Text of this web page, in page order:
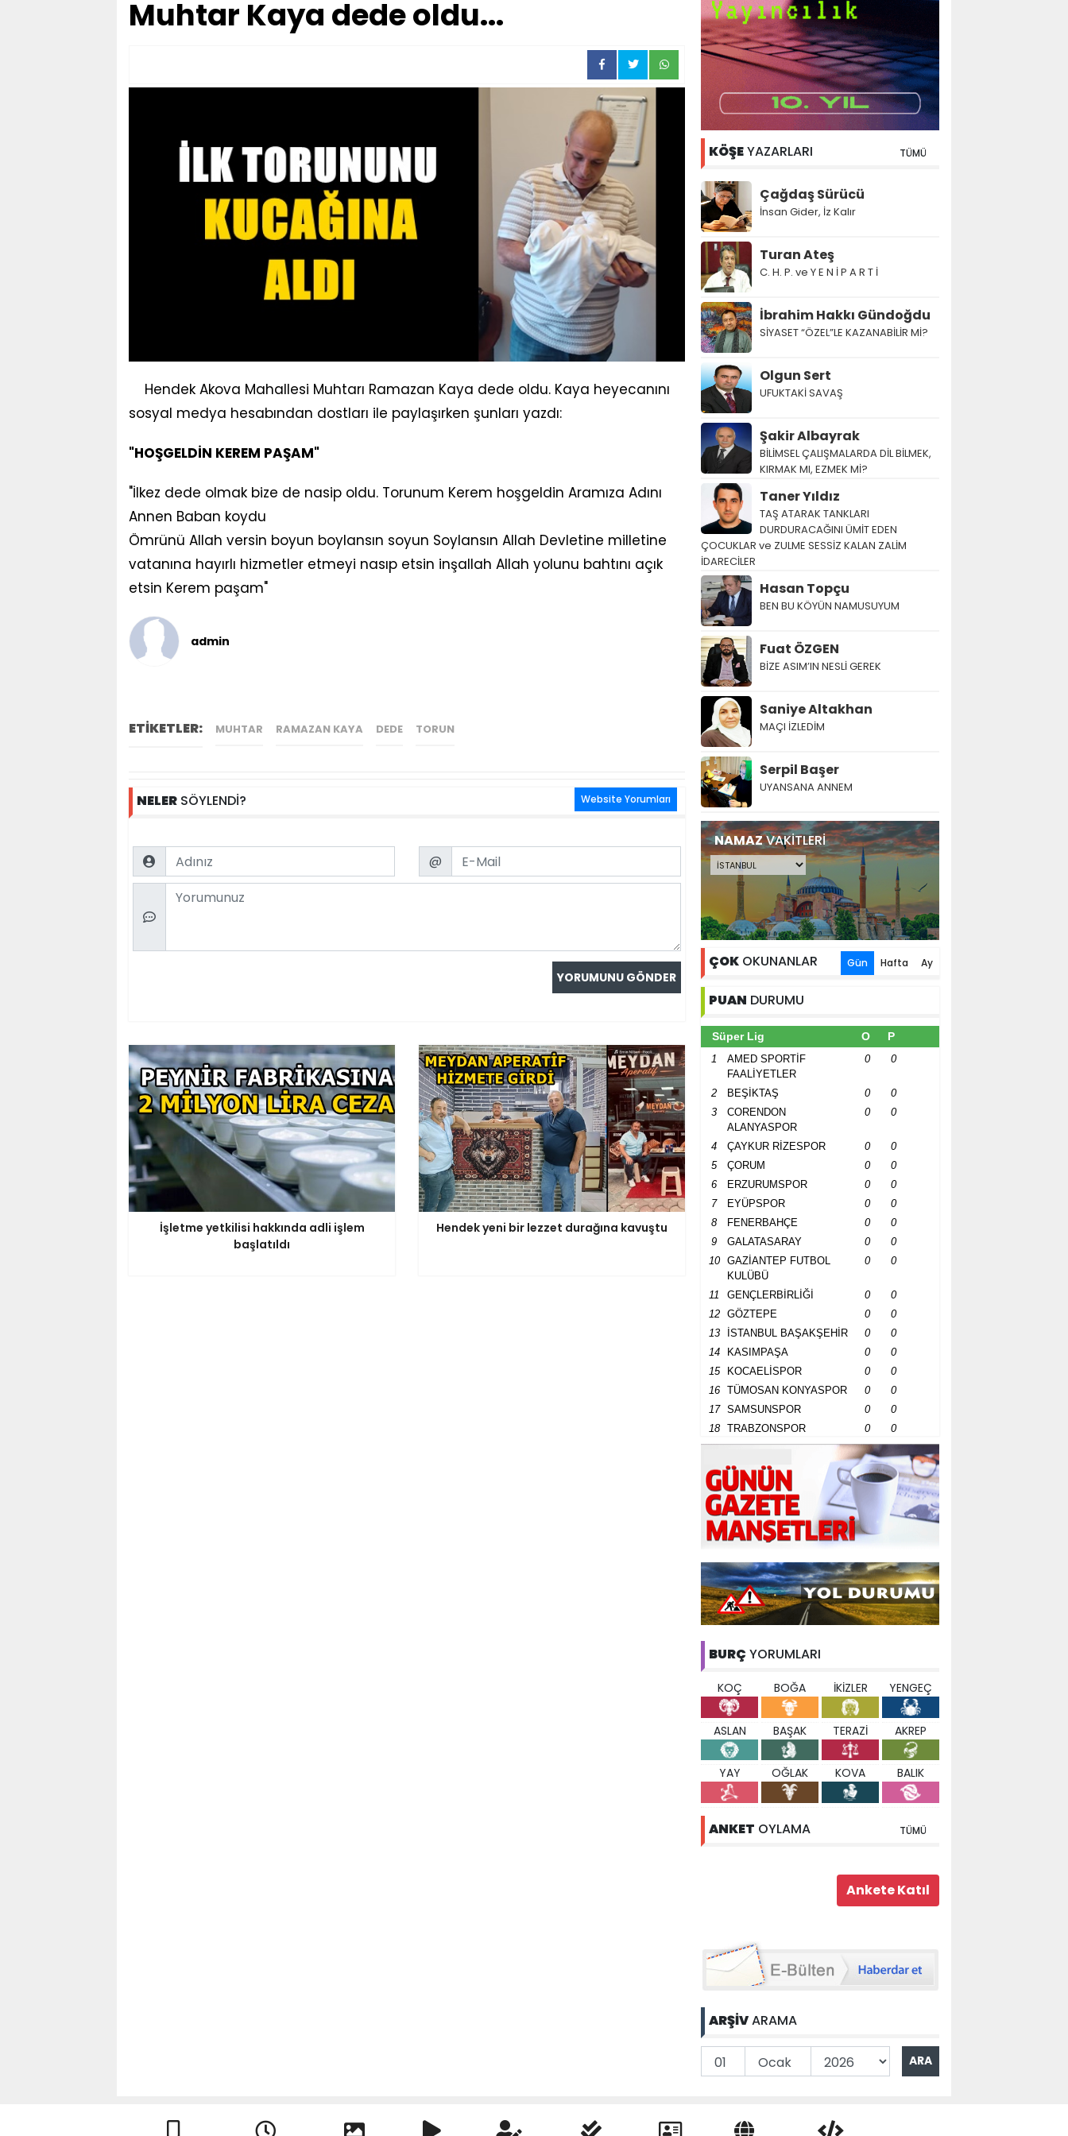
Muhtar Kaya dede oldu...
Hendek Akova Mahallesi Muhtarı Ramazan Kaya dede oldu. Kaya heyecanını
sosyal medya hesabından dostları ile paylaşırken şunları yazdı:
"HOŞGELDİN KEREM PAŞAM"
"İlkez dede olmak bize de nasip oldu. Torunum Kerem hoşgeldin Aramıza Adını
Annen Baban koydu
Ömrünü Allah versin boyun boylansın soyun Soylansın Allah Devletine milletine
vatanına hayırlı hizmetler etmeyi nasıp etsin inşallah Allah yolunu bahtını açık
etsin Kerem paşam"
admin
ETİKETLER: MUHTAR RAMAZAN KAYA DEDE TORUN
NELER SÖYLENDİ? Website Yorumları
Name Email
@
Comment
İşletme yetkilisi hakkında adli işlem
başlatıldı
Hendek yeni bir lezzet durağına kavuştu
KÖŞEYAZARLARI TÜMÜ
Çağdaş Sürücü
İnsan Gider, İz Kalır
Turan Ateş
C. H. P. ve Y E N İ P A R T İ
İbrahim Hakkı Gündoğdu
SİYASET “ÖZEL”LE KAZANABİLİR Mİ?
Olgun Sert
UFUKTAKİ SAVAŞ
Şakir Albayrak
BİLİMSEL ÇALIŞMALARDA DİL BİLMEK,
KIRMAK MI, EZMEK Mİ?
Taner Yıldız
TAŞ ATARAK TANKLARI
DURDURACAĞINI ÜMİT EDEN
ÇOCUKLAR ve ZULME SESSİZ KALAN ZALİM
İDARECİLER
Hasan Topçu
BEN BU KÖYÜN NAMUSUYUM
Fuat ÖZGEN
BİZE ASIM’IN NESLİ GEREK
Saniye Altakhan
MAÇI İZLEDİM
Serpil Başer
UYANSANA ANNEM
NAMAZVAKİTLERİ
ÇOK OKUNANLAR Gün Hafta Ay
PUAN DURUMU
Süper Lig O P
1
AMED SPORTİF
FAALİYETLER
0 0
2 BEŞİKTAŞ 0
0
3
CORENDON
ALANYASPOR
0 0
4 ÇAYKUR RİZESPOR 0
0
5
ÇORUM 0
0
6
ERZURUMSPOR 0
0
7
EYÜPSPOR 0
0
8
FENERBAHÇE 0
0
9
GALATASARAY 0
0
10
GAZİANTEP FUTBOL
KULÜBÜ
0 0
11 GENÇLERBİRLİĞİ 0
0
12
GÖZTEPE 0
0
13
İSTANBUL BAŞAKŞEHİR 0
0
14
KASIMPAŞA 0
0
15
KOCAELİSPOR 0
0
16
TÜMOSAN KONYASPOR 0
0
17
SAMSUNSPOR 0
0
18
TRABZONSPOR 0 0
BURÇ YORUMLARI
KOÇ BOĞA İKİZLER YENGEÇ
ASLAN BAŞAK TERAZİ AKREP
YAY OĞLAK KOVA BALIK
ANKET OYLAMA TÜMÜ
ARŞİVARAMA